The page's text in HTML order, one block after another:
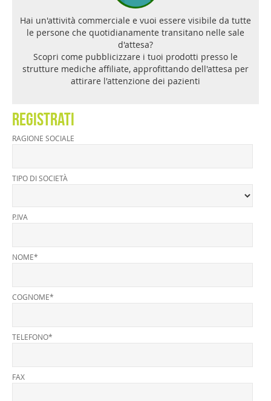
Hai un'attività commerciale e vuoi essere visibile da tutte
le persone che quotidianamente transitano nelle sale
d'attesa?
Scopri come pubblicizzare i tuoi prodotti presso le
strutture mediche affiliate, approfittando dell'attesa per
attirare l'attenzione dei pazienti
REGISTRATI
RAGIONE SOCIALE
TIPO DI SOCIETÀ
P.IVA
NOME*
COGNOME*
TELEFONO*
FAX